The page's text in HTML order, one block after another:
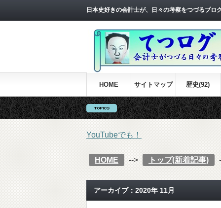
日本史好きの会計士が、日々の考察をつづるブロ
HOME サイトマップ 歴史(92)
YouTubeでも！
HOME --> トップ(新着記事)
アーカイブ：2020年 11月